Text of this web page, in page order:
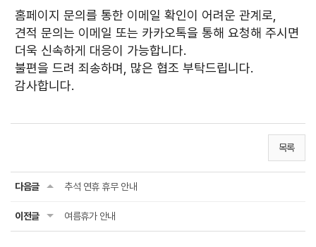
홈페이지 문의를 통한 이메일 확인이 어려운 관계로,
견적 문의는 이메일 또는 카카오톡을 통해 요청해 주시면
더욱 신속하게 대응이 가능합니다.
불편을 드려 죄송하며, 많은 협조 부탁드립니다.
감사합니다.
목록
다음글 추석 연휴 휴무 안내
이전글 여름휴가 안내